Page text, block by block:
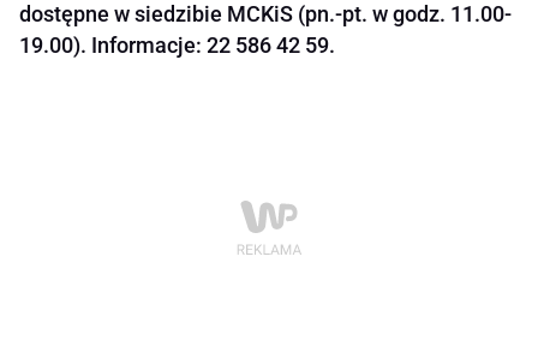
dostępne w siedzibie MCKiS (pn.-pt. w godz. 11.00-
19.00). Informacje: 22 586 42 59.